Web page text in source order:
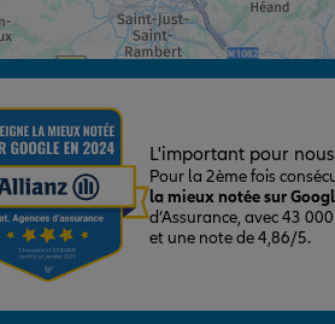
L'important pour
Pour la 2ème fois
la mieux notée sur
d’Assurance, avec 43
et une note de 4,86/5.